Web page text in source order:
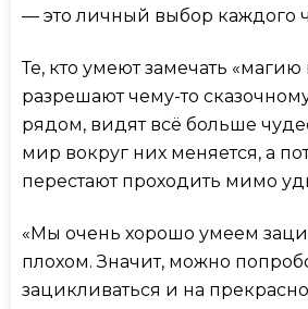
— это личный выбор каждого
Те, кто умеют замечать
разрешают чему-то
рядом, видят всё больше
мир вокруг них меняется, а
перестают проходить мимо
«Мы очень хорошо умеем
плохом. Значит, можно
зацикливаться и на